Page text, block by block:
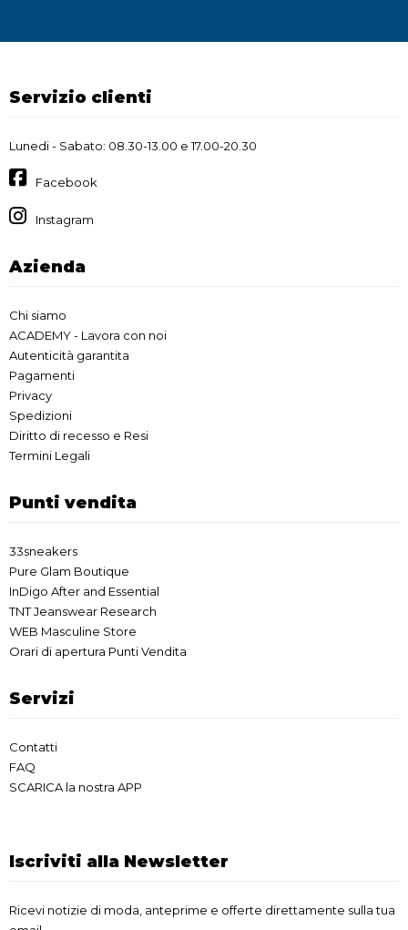
Servizio clienti
Lunedi - Sabato: 08.30-13.00 e 17.00-20.30
Facebook
Instagram
Azienda
Chi siamo
ACADEMY - Lavora con noi
Autenticità garantita
Pagamenti
Privacy
Spedizioni
Diritto di recesso e Resi
Termini Legali
Punti vendita
33sneakers
Pure Glam Boutique
InDigo After and Essential
TNT Jeanswear Research
WEB Masculine Store
Orari di apertura Punti Vendita
Servizi
Contatti
FAQ
SCARICA la nostra APP
Iscriviti alla Newsletter
Ricevi notizie di moda, anteprime e offerte direttamente sulla tua